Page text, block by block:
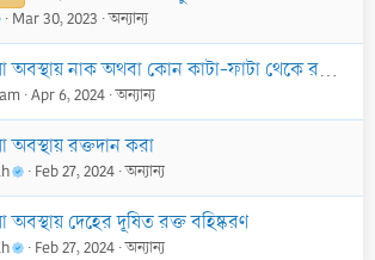
Mar 30, 2023 অন্যান্য
নাক অথবা কোন কাটা-ফাটা থেকে রক্ত বের হওয়া
Apr 6, 2024 অন্যান্য
অবস্থায় রক্তদান করা
Feb 27, 2024 অন্যান্য
অবস্থায় দেহের দূষিত রক্ত বহিষ্করণ
Feb 27, 2024 অন্যান্য